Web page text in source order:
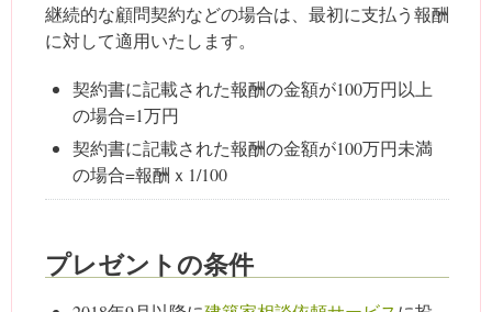
継続的な顧問契約などの場合は、最初に支払う報酬
に対して適用いたします。
契約書に記載された報酬の金額が100万円以上
の場合=1万円
契約書に記載された報酬の金額が100万円未満
の場合=報酬ｘ1/100
プレゼントの条件